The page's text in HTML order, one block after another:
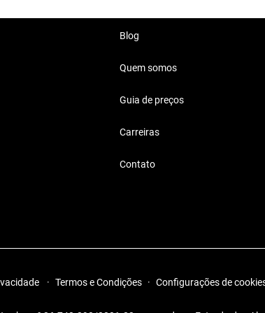
Reais
conforto e segurança.
para o dia a dia.
Blog
Quem somos
Guia de preços
Carreiras
Contato
· Termos e Condições · Configurações de